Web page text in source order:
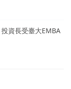
資長受臺大EMBA